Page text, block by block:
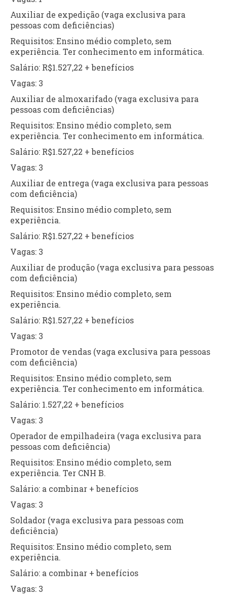
Auxiliar de expedição (vaga exclusiva para
pessoas com deficiências)
Requisitos: Ensino médio completo, sem
experiência. Ter conhecimento em informática.
Salário: R$1.527,22 + benefícios
Vagas: 3
Auxiliar de almoxarifado (vaga exclusiva para
pessoas com deficiências)
Requisitos: Ensino médio completo, sem
experiência. Ter conhecimento em informática.
Salário: R$1.527,22 + benefícios
Vagas: 3
Auxiliar de entrega (vaga exclusiva para pessoas
com deficiência)
Requisitos: Ensino médio completo, sem
experiência.
Salário: R$1.527,22 + benefícios
Vagas: 3
Auxiliar de produção (vaga exclusiva para pessoas
com deficiência)
Requisitos: Ensino médio completo, sem
experiência.
Salário: R$1.527,22 + benefícios
Vagas: 3
Promotor de vendas (vaga exclusiva para pessoas
com deficiência)
Requisitos: Ensino médio completo, sem
experiência. Ter conhecimento em informática.
Salário: 1.527,22 + benefícios
Vagas: 3
Operador de empilhadeira (vaga exclusiva para
pessoas com deficiência)
Requisitos: Ensino médio completo, sem
experiência. Ter CNH B.
Salário: a combinar + benefícios
Vagas: 3
Soldador (vaga exclusiva para pessoas com
deficiência)
Requisitos: Ensino médio completo, sem
experiência.
Salário: a combinar + benefícios
Vagas: 3